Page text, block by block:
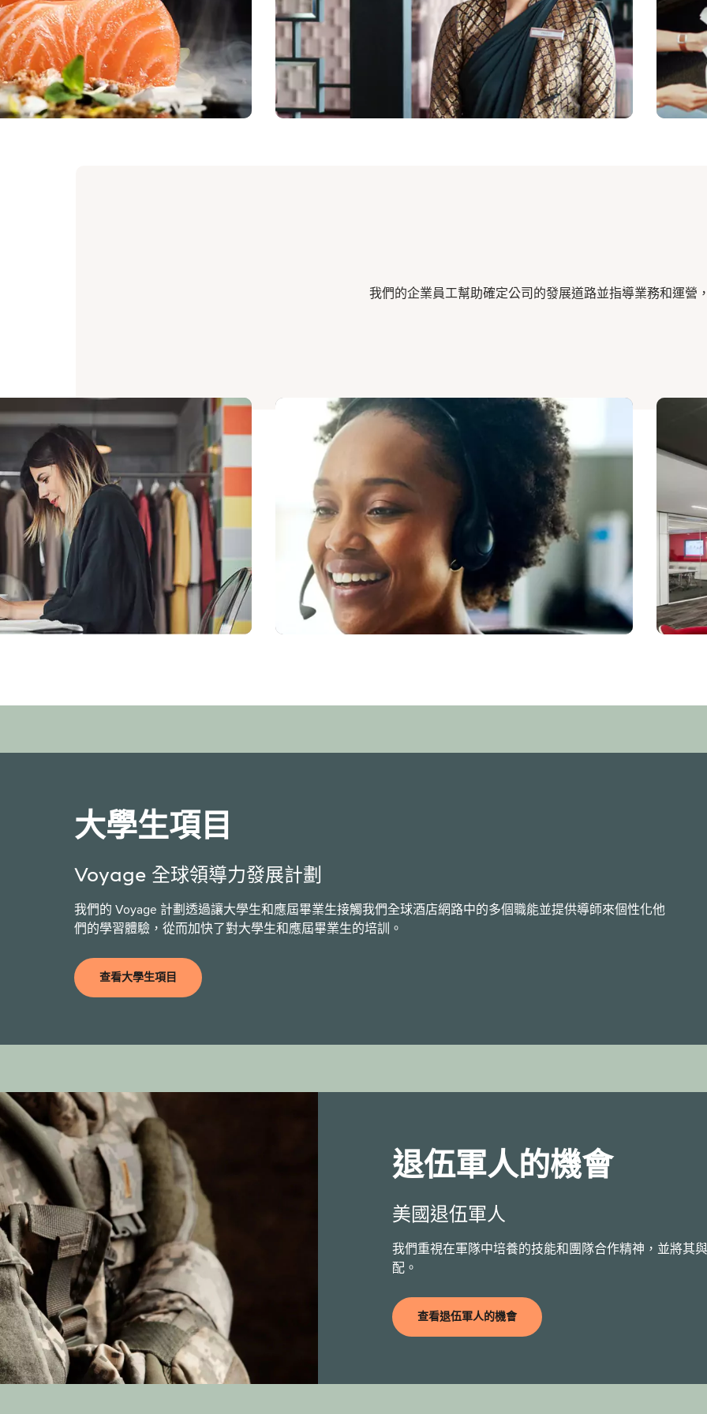
我們的企業員工幫助確定公司的發展道路並指導業務和運營
大學生項目
Voyage 全球領導力發展計劃
我們的 Voyage 計劃透過讓大學生和應屆畢業生接觸我們全球酒店網路中的多個職能並提供導師來個性化他
們的學習體驗，從而加快了對大學生和應屆畢業生的培訓。
查看大學生項目
退伍軍人的機會
美國退伍軍人
我們重視在軍隊中培養的技能和團隊合作精神，並將其
配。
查看退伍軍人的機會